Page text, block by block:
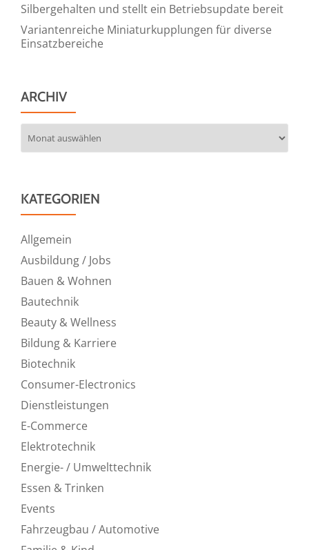
Silbergehalten und stellt ein Betriebsupdate bereit
Variantenreiche Miniaturkupplungen für diverse
Einsatzbereiche
ARCHIV
KATEGORIEN
Allgemein
Ausbildung / Jobs
Bauen & Wohnen
Bautechnik
Beauty & Wellness
Bildung & Karriere
Biotechnik
Consumer-Electronics
Dienstleistungen
E-Commerce
Elektrotechnik
Energie- / Umwelttechnik
Essen & Trinken
Events
Fahrzeugbau / Automotive